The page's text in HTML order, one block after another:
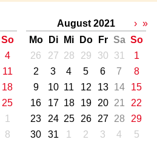
So
4
11
18
25
1
8
August 2021
Mo
Di Mi Do Fr Sa So
26
27 28 29 30 31
1
2
3 4 5 6 7
8
9
10 11 12 13 14
15
16
17 18 19 20 21
22
23
24 25 26 27 28
29
30
31 1 2 3 4 5
› »